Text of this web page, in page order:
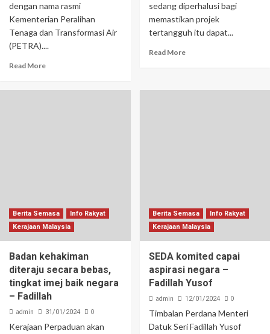
dengan nama rasmi
Kementerian Peralihan
Tenaga dan Transformasi Air
(PETRA)....
Read More
sedang diperhalusi bagi
memastikan projek
tertangguh itu dapat...
Read More
Berita Semasa
Info Rakyat
Kerajaan Malaysia
Badan kehakiman
diteraju secara bebas,
tingkat imej baik negara
– Fadillah
admin 31/01/2024 0
Kerajaan Perpaduan akan
Berita Semasa
Info Rakyat
Kerajaan Malaysia
SEDA komited capai
aspirasi negara –
Fadillah Yusof
admin 12/01/2024 0
Timbalan Perdana Menteri
Datuk Seri Fadillah Yusof